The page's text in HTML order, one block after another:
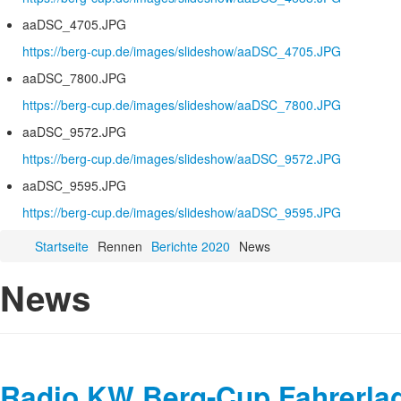
aaDSC_4705.JPG
https://berg-cup.de/images/slideshow/aaDSC_4705.JPG
aaDSC_7800.JPG
https://berg-cup.de/images/slideshow/aaDSC_7800.JPG
aaDSC_9572.JPG
https://berg-cup.de/images/slideshow/aaDSC_9572.JPG
aaDSC_9595.JPG
https://berg-cup.de/images/slideshow/aaDSC_9595.JPG
Startseite Rennen Berichte 2020 News
News